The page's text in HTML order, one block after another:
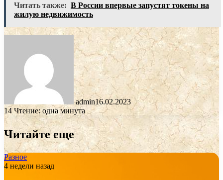
Читать также: В России впервые запустят токены на
жилую недвижимость
admin16.02.2023
14 Чтение: одна минута
Читайте еще
Разное
4 недели назад